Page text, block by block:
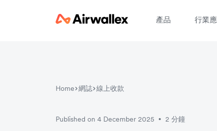
產品 行業
Home 網誌 線上收款
Published on 4 December 2025 • 2 分鐘